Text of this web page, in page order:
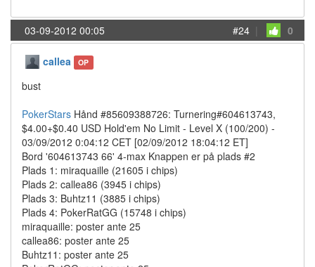
03-09-2012 00:05 #24 | 0
callea OP
bust
PokerStars Hånd #85609388726: Turnering#604613743,
$4.00+$0.40 USD Hold'em No Limit - Level X (100/200) -
03/09/2012 0:04:12 CET [02/09/2012 18:04:12 ET]
Bord '604613743 66' 4-max Knappen er på plads #2
Plads 1: miraquaille (21605 i chips)
Plads 2: callea86 (3945 i chips)
Plads 3: Buhtz11 (3885 i chips)
Plads 4: PokerRatGG (15748 i chips)
miraquaille: poster ante 25
callea86: poster ante 25
Buhtz11: poster ante 25